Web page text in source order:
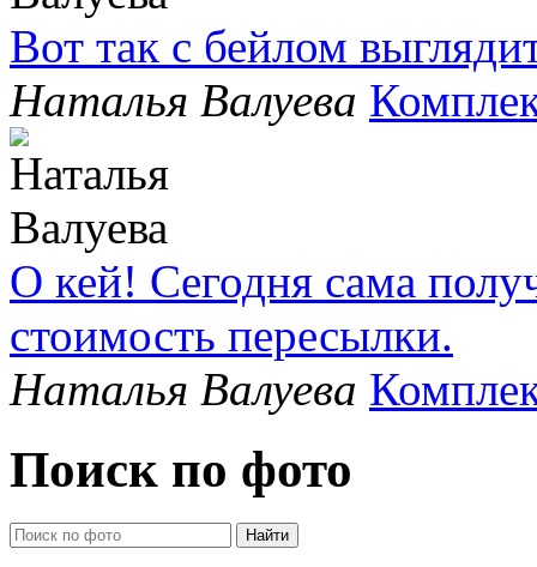
Вот так с бейлом
Наталья Валуева
О кей! Сегодня сама
стоимость пересылки.
Наталья Валуева
Поиск по фото